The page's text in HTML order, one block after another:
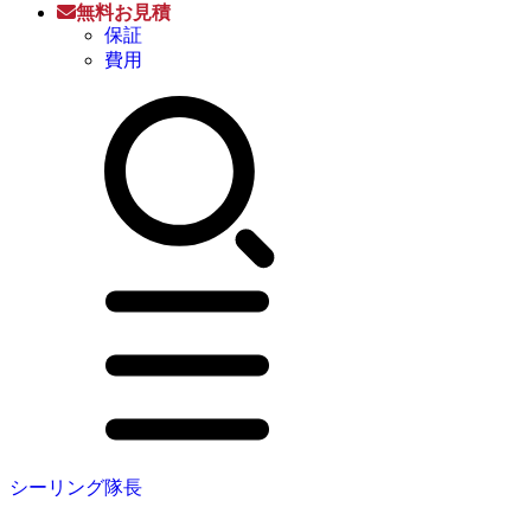
無料お見積
保証
費用
シーリング隊長